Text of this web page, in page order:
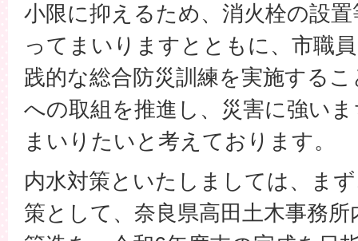
小限に抑えるため、消火栓の設
ってまいりますとともに、市職
践的な総合防災訓練を実施する
への取組を推進し、災害に強い
まいりたいと考えております。
内水対策といたしましては、ま
策として、奈良県高田土木事務